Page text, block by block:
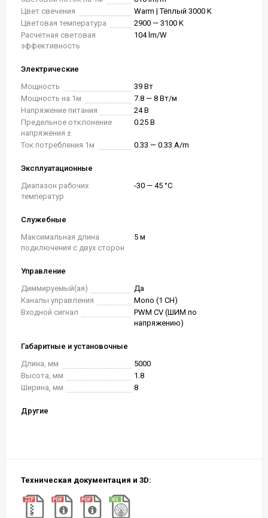
Цвет свечения
Warm | Тёплый 3000 K
Цветовая температура
2900 — 3100 K
Расчетная световая
эффективность
104 lm/W
Электрические
Мощность
39 Вт
Мощность на 1м
7.8 — 8 Вт/м
Напряжение питания
24 В
Предельное отклонение
напряжения ±
0.25 В
Ток потребления 1м 0.33 — 0.33 A/m
Эксплуатационные
Диапазон рабочих
температур
-30 — 45 °C
Служебные
Максимальная длина
подключения с двух сторон
5 м
Управление
Диммируемый(ая)
Да
Каналы управления
Mono (1 CH)
Входной сигнал
PWM СV (ШИМ по
напряжению)
Габаритные и установочные
Длина, мм
5000
Высота, мм
1.8
Ширина, мм
8
Другие
Техническая документация и 3D: